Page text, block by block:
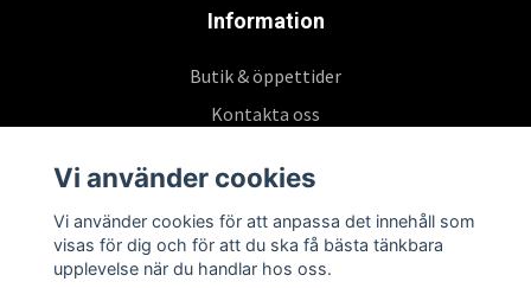
Information
Butik & öppettider
Kontakta oss
Prenumerera på vårt nyhetsbrev
Vi använder cookies
Vi använder cookies för att anpassa det innehåll som
visas för dig och för att du ska få bästa tänkbara
upplevelse när du handlar hos oss.